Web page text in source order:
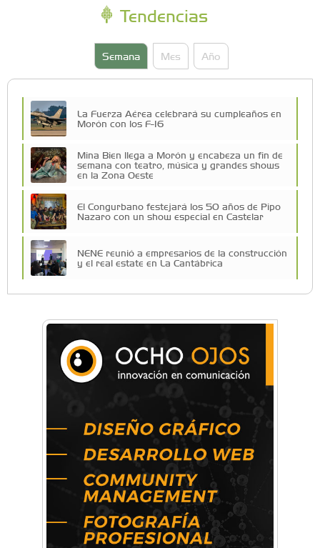
Tendencias
Semana Mes Año
La Fuerza Aérea celebrará su cumpleaños en
Morón con los F-16
Mina Bien llega a Morón y encabeza un fin de
semana con teatro, música y grandes shows
en la Zona Oeste
El Congurbano festejará los 50 años de Pipo
Nazaro con un show especial en Castelar
NENE reunió a empresarios de la construcción
y el real estate en La Cantábrica
Una compañía teatral de Castelar competirá
por el Premio FEBA Cultura
Mariana Croce: "Hoy las empresas necesitan
un asesoramiento integral para crecer con
seguridad"
Música, teatro, yoga, danza y mucho más:
Conocé todos los talleres para aprender y
disfrutar en la Zona Oeste